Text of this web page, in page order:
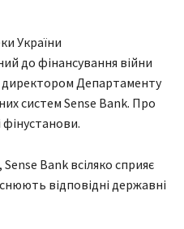
України
до фінансування війни
директором Департаменту
систем Sense Bank. Про
фінустанови.
Bank всіляко сприяє
відповідні державні